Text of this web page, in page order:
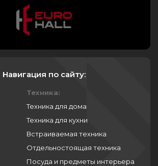
Навигация по сайту:
Техника:
Техника для дома
Техника для кухни
Встраиваемая техника
Отдельностоящая техника
Посуда и предметы интерьера